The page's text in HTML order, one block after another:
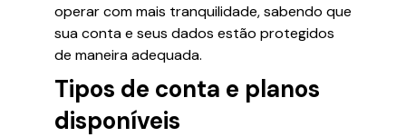
operar com mais tranquilidade, sabendo que
sua conta e seus dados estão protegidos
de maneira adequada.
Tipos de conta e planos
disponíveis